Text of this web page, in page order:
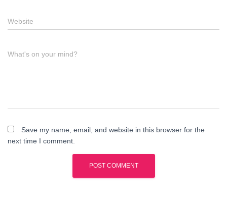
Website
What's on your mind?
Save my name, email, and website in this browser for the
next time I comment.